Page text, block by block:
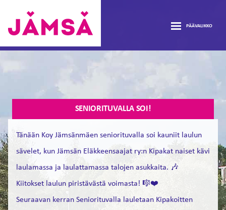
sisältöön
PÄÄVALIKKO
ASUNNOT
AJANKOHTAISTA
LOMAKKEET
YHTEYSTIEDOT
ASUKASTARINAT
SENIORITUVALLA SOI!
Tänään Koy Jämsänmäen seniorituvalla soi kauniit laulun
sävelet, kun Jämsän Eläkkeensaajat ry:n Kipakat naiset kävi
laulamassa ja laulattamassa talojen asukkaita. 🎶
Kiitokset laulun piristävästä voimasta! 🎼❤️
Seuraavan kerran Seniorituvalla lauletaan Kipakoitten